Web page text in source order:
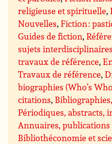
religieuse et spirituelle,
Nouvelles,Fiction :
Guides de fiction,
sujets interdisciplinaires
travaux de référence,
Travaux de référence,
biographies (Who’s
citations,
Périodiques, abstracts,
Annuaires,
Bibliothéconomie et